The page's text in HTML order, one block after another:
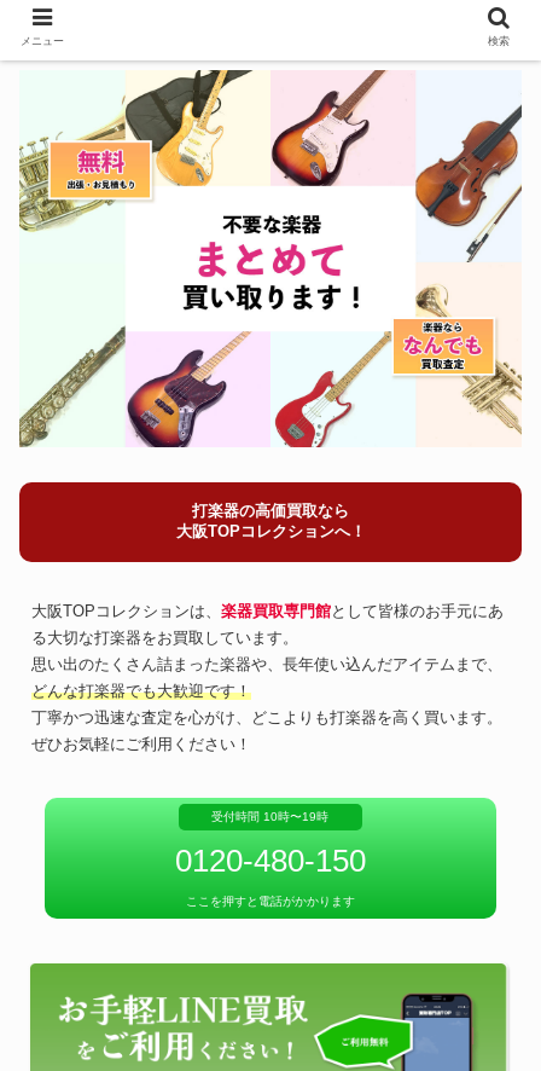
打楽器の高価買取なら
大阪TOPコレクションへ！
大阪TOPコレクションは、 楽器買取専門館として皆様のお手元にあ
る大切な打楽器をお買取しています。
思い出のたくさん詰まった楽器や、長年使い込んだアイテムまで、
どんな打楽器でも大歓迎です！
丁寧かつ迅速な査定を心がけ、どこよりも打楽器を高く買います。
ぜひお気軽にご利用ください！
受付時間 10時〜19時
0120-480-150
ここを押すと電話がかかります
メニュー 検索